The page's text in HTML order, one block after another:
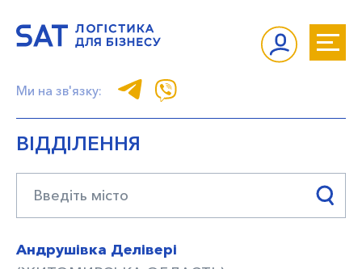
Ми на зв'язку:
ВІДДІЛЕННЯ
Андрушівка Делівері